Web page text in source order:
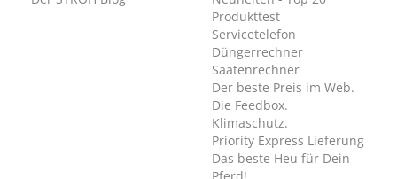
Produkttest
Servicetelefon
Düngerrechner
Saatenrechner
Der beste Preis im Web.
Die Feedbox.
Klimaschutz.
Priority Express Lieferung
Das beste Heu für Dein